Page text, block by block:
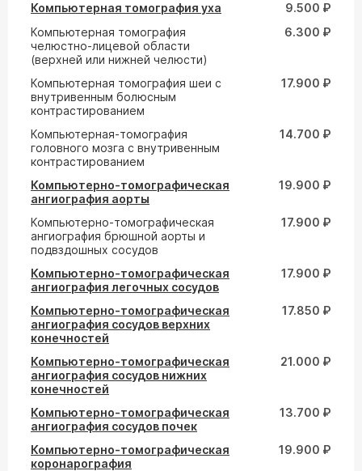
Компьютерная томография уха
9.500 ₽
Компьютерная томография
челюстно-лицевой области
(верхней или нижней челюсти)
6.300 ₽
Компьютерная томография шеи с
внутривенным болюсным
контрастированием
17.900 ₽
Компьютерная-томография
головного мозга с внутривенным
контрастированием
14.700 ₽
Компьютерно-томографическая
ангиография аорты
19.900 ₽
Компьютерно-томографическая
ангиография брюшной аорты и
подвздошных сосудов
17.900 ₽
Компьютерно-томографическая
ангиография легочных сосудов
17.900 ₽
Компьютерно-томографическая
ангиография сосудов верхних
конечностей
17.850 ₽
Компьютерно-томографическая
ангиография сосудов нижних
конечностей
21.000 ₽
Компьютерно-томографическая
ангиография сосудов почек
13.700 ₽
Компьютерно-томографическая
коронарография
19.900 ₽